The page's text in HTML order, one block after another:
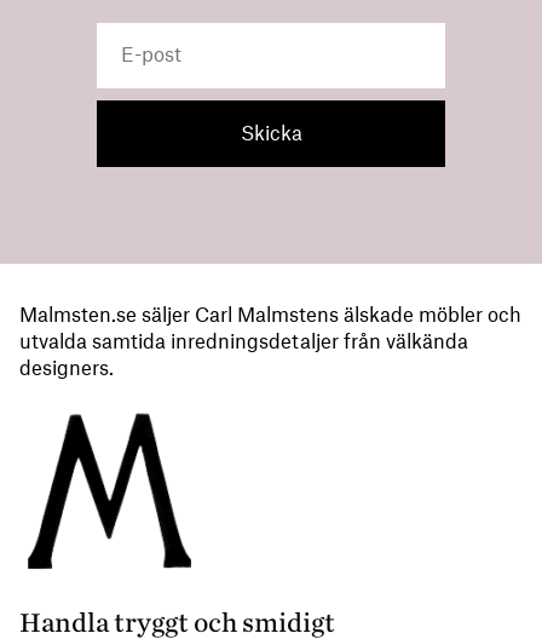
Malmsten.se säljer Carl Malmstens älskade möbler och
utvalda samtida inredningsdetaljer från välkända
designers.
Handla tryggt och smidigt